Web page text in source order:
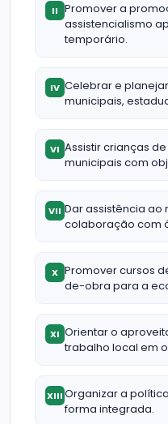
II Promover a
assistencialismo
temporário.
IV Celebrar e
municipais,
VI Assistir crianças
municipais com
VII Dar assistência
colaboração com
X Promover cursos
de-obra para a
XI Orientar o
trabalho local em
XIIIOrganizar a
forma integrada.